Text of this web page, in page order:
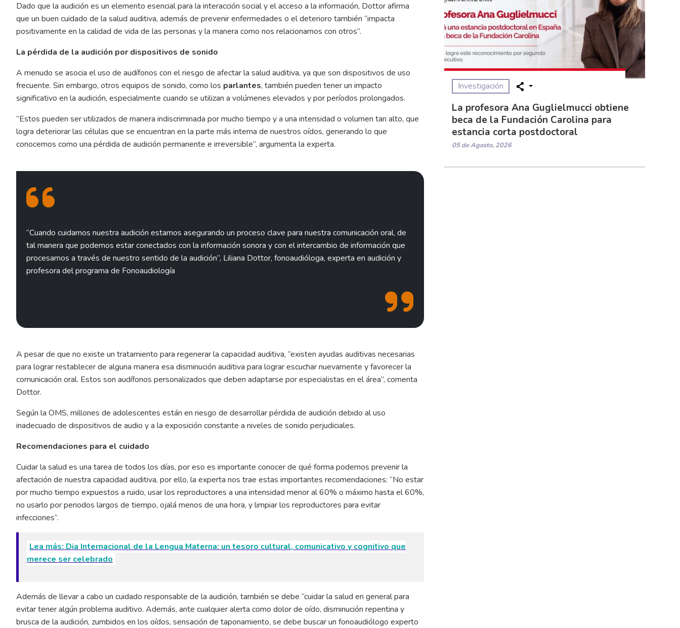
Dado que la audición es un elemento esencial para la interacción social y el acceso a la información, Dottor afirma
que un buen cuidado de la salud auditiva, además de prevenir enfermedades o el deterioro también “impacta
positivamente en la calidad de vida de las personas y la manera como nos relacionamos con otros”.
La pérdida de la audición por dispositivos de sonido
A menudo se asocia el uso de audífonos con el riesgo de afectar la salud auditiva, ya que son dispositivos de uso
frecuente. Sin embargo, otros equipos de sonido, como los parlantes, también pueden tener un impacto
significativo en la audición, especialmente cuando se utilizan a volúmenes elevados y por períodos prolongados.
“Estos pueden ser utilizados de manera indiscriminada por mucho tiempo y a una intensidad o volumen tan alto, que
logra deteriorar las células que se encuentran en la parte más interna de nuestros oídos, generando lo que
conocemos como una pérdida de audición permanente e irreversible”, argumenta la experta.
“Cuando cuidamos nuestra audición estamos asegurando un proceso clave para nuestra comunicación oral, de
tal manera que podemos estar conectados con la información sonora y con el intercambio de información que
procesamos a través de nuestro sentido de la audición”, Liliana Dottor, fonoaudióloga, experta en audición y
profesora del programa de Fonoaudiología
A pesar de que no existe un tratamiento para regenerar la capacidad auditiva, “existen ayudas auditivas necesarias
para lograr restablecer de alguna manera esa disminución auditiva para lograr escuchar nuevamente y favorecer la
comunicación oral. Estos son audífonos personalizados que deben adaptarse por especialistas en el área”, comenta
Dottor.
Según la OMS, millones de adolescentes están en riesgo de desarrollar pérdida de audición debido al uso
inadecuado de dispositivos de audio y a la exposición constante a niveles de sonido perjudiciales.
Recomendaciones para el cuidado
Cuidar la salud es una tarea de todos los días, por eso es importante conocer de qué forma podemos prevenir la
afectación de nuestra capacidad auditiva, por ello, la experta nos trae estas importantes recomendaciones: “No estar
por mucho tiempo expuestos a ruido, usar los reproductores a una intensidad menor al 60% o máximo hasta el 60%,
no usarlo por periodos largos de tiempo, ojalá menos de una hora, y limpiar los reproductores para evitar
infecciones”.
Lea más: Dia Internacional de la Lengua Materna: un tesoro cultural, comunicativo y cognitivo que
merece ser celebrado
Además de llevar a cabo un cuidado responsable de la audición, también se debe “cuidar la salud en general para
evitar tener algún problema auditivo. Además, ante cualquier alerta como dolor de oído, disminución repentina y
brusca de la audición, zumbidos en los oídos, sensación de taponamiento, se debe buscar un fonoaudiólogo experto
Investigación
La profesora Ana Guglielmucci obtiene
beca de la Fundación Carolina para
estancia corta postdoctoral
05 de Agosto, 2026